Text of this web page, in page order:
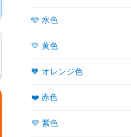
🩵 水色
💛 黄色
🧡 オレンジ色
❤️ 赤色
💜 紫色